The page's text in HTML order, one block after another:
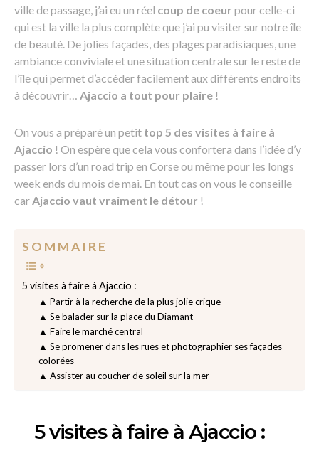
ville de passage, j’ai eu un réel coup de coeur pour celle-ci
qui est la ville la plus complète que j’ai pu visiter sur notre île
de beauté. De jolies façades, des plages paradisiaques, une
ambiance conviviale et une situation centrale sur le reste de
l’île qui permet d’accéder facilement aux différents endroits
à découvrir… Ajaccio a tout pour plaire !
On vous a préparé un petit top 5 des visites à faire à
Ajaccio ! On espère que cela vous confortera dans l’idée d’y
passer lors d’un road trip en Corse ou même pour les longs
week ends du mois de mai. En tout cas on vous le conseille
carAjaccio vaut vraiment le détour !
S O M M A I R E
5 visites à faire à Ajaccio :
▲ Partir à la recherche de la plus jolie crique
▲ Se balader sur la place du Diamant
▲ Faire le marché central
▲ Se promener dans les rues et photographier ses façades
colorées
▲ Assister au coucher de soleil sur la mer
5 visites à faire à Ajaccio :